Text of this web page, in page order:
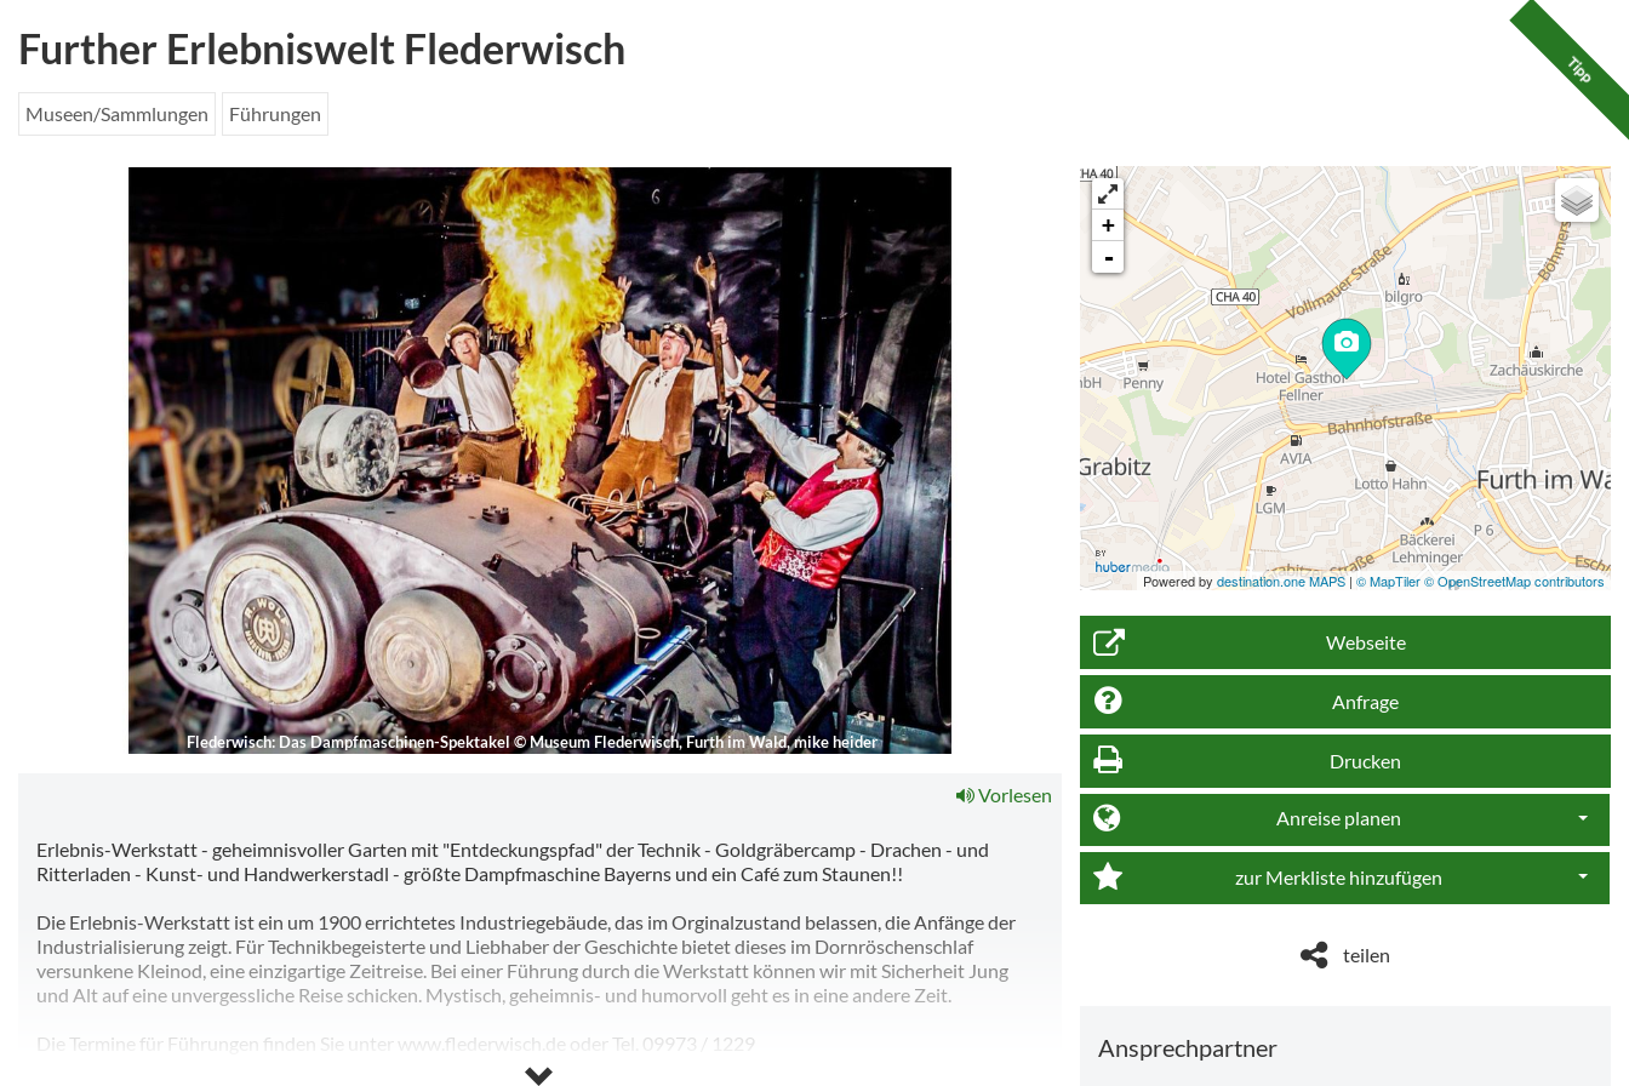
Further Erlebniswelt Flederwisch Tipp
Museen/Sammlungen Führungen
Flederwisch: Das Dampfmaschinen-Spektakel©Museum Flederwisch, Furth im Wald, mike heider
Vorlesen
Erlebnis-Werkstatt - geheimnisvoller Garten mit "Entdeckungspfad" der Technik - Goldgräbercamp - Drachen - und
Ritterladen - Kunst- und Handwerkerstadl - größte Dampfmaschine Bayerns und ein Café zum Staunen!!
Die Erlebnis-Werkstatt ist ein um 1900 errichtetes Industriegebäude, das im Orginalzustand belassen, die Anfänge der
Industrialisierung zeigt. Für Technikbegeisterte und Liebhaber der Geschichte bietet dieses im Dornröschenschlaf
versunkene Kleinod, eine einzigartige Zeitreise. Bei einer Führung durch die Werkstatt können wir mit Sicherheit Jung
und Alt auf eine unvergessliche Reise schicken. Mystisch, geheimnis- und humorvoll geht es in eine andere Zeit.
Die Termine für Führungen finden Sie unter www.flederwisch.de oder Tel. 09973 / 1229
+
-
Powered by destination.one MAPS| © MapTiler © OpenStreetMap contributors
Webseite
Anfrage
Drucken
Anreise planen
zur Merkliste hinzufügen
teilen
Ansprechpartner